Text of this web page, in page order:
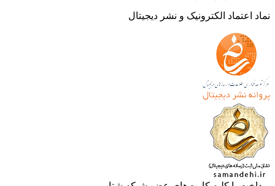
اعتماد الکترونیک و نشر دیجیتال